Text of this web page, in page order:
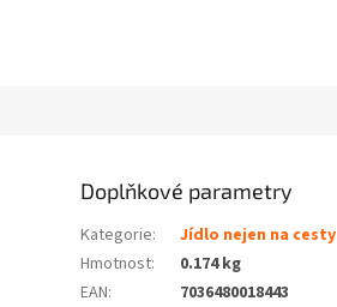
Doplňkové parametry
Kategorie:
Jídlo nejen na cesty
Hmotnost:
0.174 kg
EAN: 7036480018443